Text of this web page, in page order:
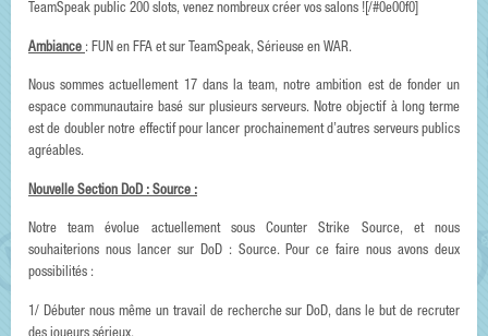
TeamSpeak public 200 slots, venez nombreux créer vos salons ![/#0e00f0]
Ambiance : FUN en FFA et sur TeamSpeak, Sérieuse en WAR.
Nous sommes actuellement 17 dans la team, notre ambition est de fonder un
espace communautaire basé sur plusieurs serveurs. Notre objectif à long terme
est de doubler notre effectif pour lancer prochainement d’autres serveurs publics
agréables.
Nouvelle Section DoD : Source :
Notre team évolue actuellement sous Counter Strike Source, et nous
souhaiterions nous lancer sur DoD : Source. Pour ce faire nous avons deux
possibilités :
1/ Débuter nous même un travail de recherche sur DoD, dans le but de recruter